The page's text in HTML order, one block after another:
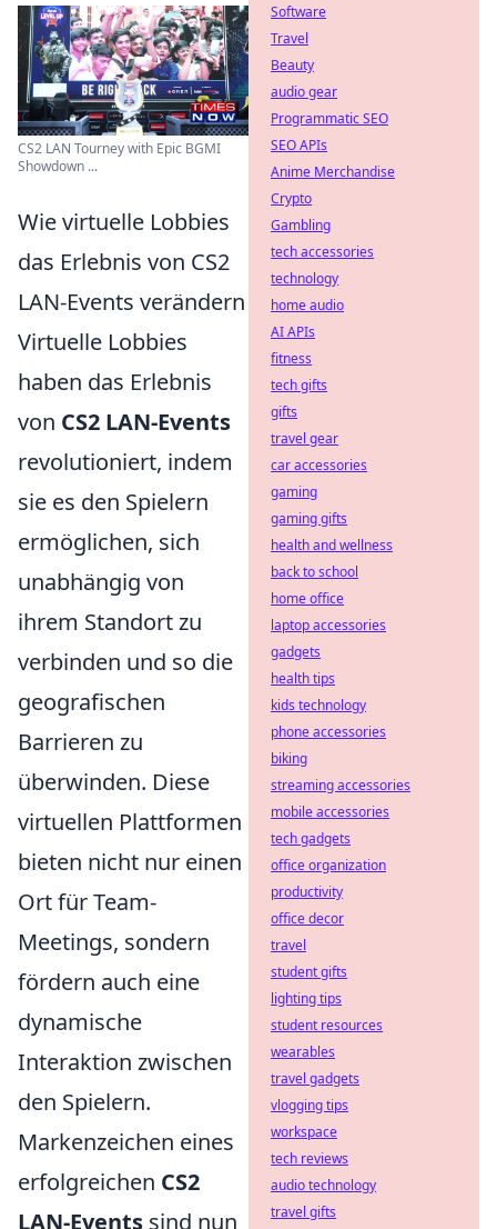
CS2 LAN Tourney with Epic BGMI
Showdown ...
Wie virtuelle Lobbies
das Erlebnis von CS2
LAN-Events verändern
Virtuelle Lobbies
haben das Erlebnis
von CS2 LAN-Events
revolutioniert, indem
sie es den Spielern
ermöglichen, sich
unabhängig von
ihrem Standort zu
verbinden und so die
geografischen
Barrieren zu
überwinden. Diese
virtuellen Plattformen
bieten nicht nur einen
Ort für Team-
Meetings, sondern
fördern auch eine
dynamische
Interaktion zwischen
den Spielern.
Markenzeichen eines
erfolgreichen CS2
LAN-Events sind nun
Software
Travel
Beauty
audio gear
Programmatic SEO
SEO APIs
Anime Merchandise
Crypto
Gambling
tech accessories
technology
home audio
AI APIs
fitness
tech gifts
gifts
travel gear
car accessories
gaming
gaming gifts
health and wellness
back to school
home office
laptop accessories
gadgets
health tips
kids technology
phone accessories
biking
streaming accessories
mobile accessories
tech gadgets
office organization
productivity
office decor
travel
student gifts
lighting tips
student resources
wearables
travel gadgets
vlogging tips
workspace
tech reviews
audio technology
travel gifts